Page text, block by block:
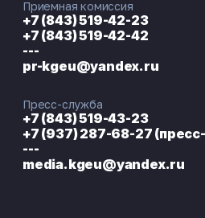
Приемная комиссия
+7 (843) 519-42-23
+7 (843) 519-42-42
---
pr-kgeu@yandex.ru
Пресс-служба
+7 (843) 519-43-23
+7 (937) 287-68-27
---
media.kgeu@yandex.ru